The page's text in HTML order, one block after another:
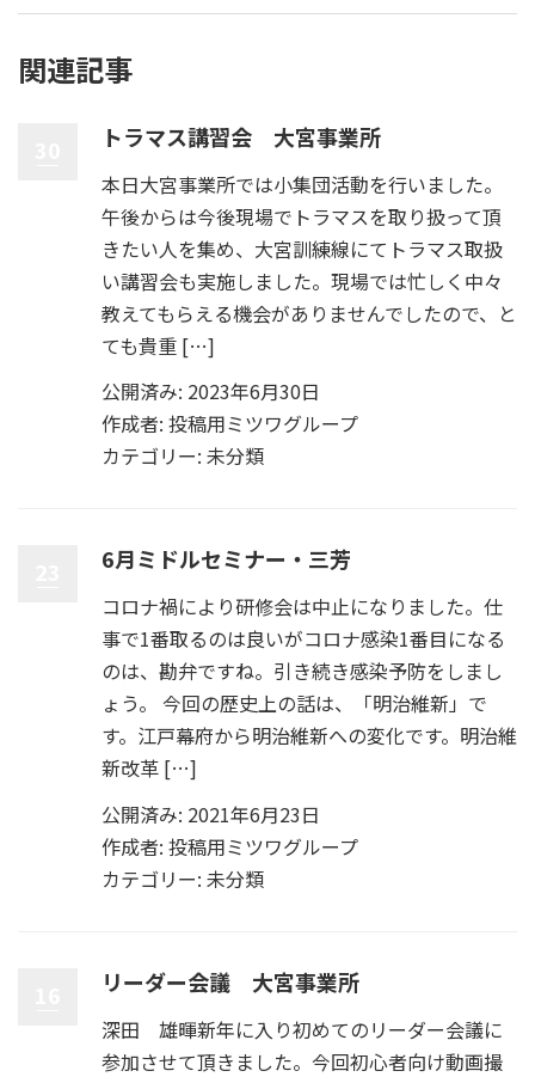
関連記事
トラマス講習会 大宮事業所
本日大宮事業所では小集団活動を行いました。
午後からは今後現場でトラマスを取り扱って頂
きたい人を集め、大宮訓練線にてトラマス取扱
い講習会も実施しました。現場では忙しく中々
教えてもらえる機会がありませんでしたので、と
ても貴重 […]
公開済み: 2023年6月30日
作成者: 投稿用ミツワグループ
カテゴリー: 未分類
6月ミドルセミナー・三芳
コロナ禍により研修会は中止になりました。仕
事で1番取るのは良いがコロナ感染1番目になる
のは、勘弁ですね。引き続き感染予防をしまし
ょう。 今回の歴史上の話は、「明治維新」で
す。江戸幕府から明治維新への変化です。明治維
新改革 […]
公開済み: 2021年6月23日
作成者: 投稿用ミツワグループ
カテゴリー: 未分類
リーダー会議 大宮事業所
深田 雄暉新年に入り初めてのリーダー会議に
参加させて頂きました。今回初心者向け動画撮